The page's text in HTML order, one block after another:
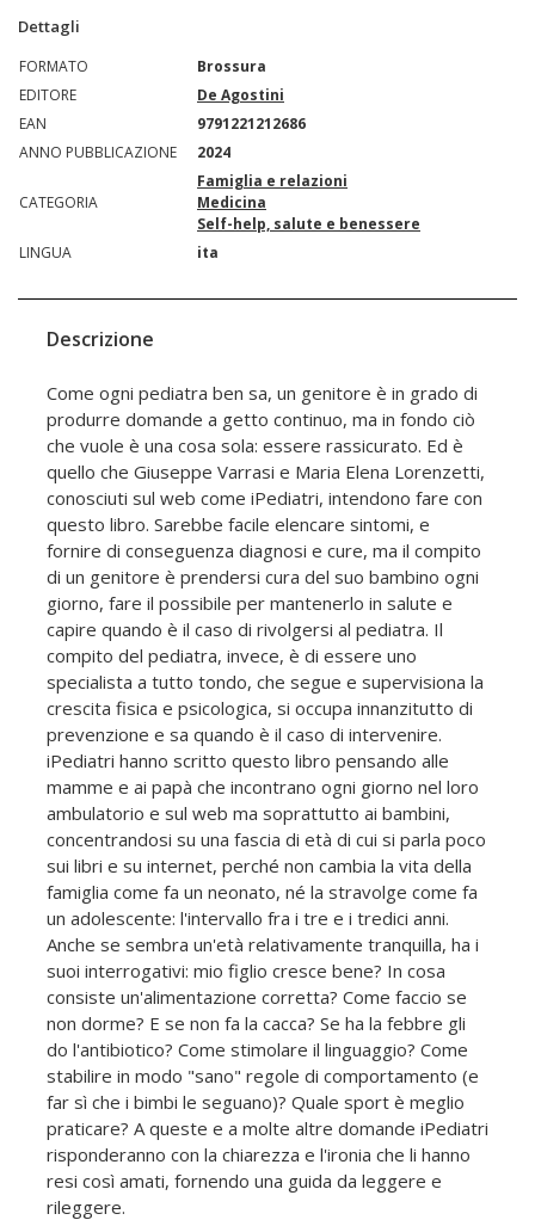
Dettagli
FORMATO
Brossura
EDITORE
De Agostini
EAN
9791221212686
ANNO PUBBLICAZIONE
2024
CATEGORIA
Famiglia e relazioni
Medicina
Self-help, salute e benessere
LINGUA
ita
Descrizione
Come ogni pediatra ben sa, un genitore è in grado di
produrre domande a getto continuo, ma in fondo ciò
che vuole è una cosa sola: essere rassicurato. Ed è
quello che Giuseppe Varrasi e Maria Elena Lorenzetti,
conosciuti sul web come iPediatri, intendono fare con
questo libro. Sarebbe facile elencare sintomi, e
fornire di conseguenza diagnosi e cure, ma il compito
di un genitore è prendersi cura del suo bambino ogni
giorno, fare il possibile per mantenerlo in salute e
capire quando è il caso di rivolgersi al pediatra. Il
compito del pediatra, invece, è di essere uno
specialista a tutto tondo, che segue e supervisiona la
crescita fisica e psicologica, si occupa innanzitutto di
prevenzione e sa quando è il caso di intervenire.
iPediatri hanno scritto questo libro pensando alle
mamme e ai papà che incontrano ogni giorno nel loro
ambulatorio e sul web ma soprattutto ai bambini,
concentrandosi su una fascia di età di cui si parla poco
sui libri e su internet, perché non cambia la vita della
famiglia come fa un neonato, né la stravolge come fa
un adolescente: l'intervallo fra i tre e i tredici anni.
Anche se sembra un'età relativamente tranquilla, ha i
suoi interrogativi: mio figlio cresce bene? In cosa
consiste un'alimentazione corretta? Come faccio se
non dorme? E se non fa la cacca? Se ha la febbre gli
do l'antibiotico? Come stimolare il linguaggio? Come
stabilire in modo "sano" regole di comportamento (e
far sì che i bimbi le seguano)? Quale sport è meglio
praticare? A queste e a molte altre domande iPediatri
risponderanno con la chiarezza e l'ironia che li hanno
resi così amati, fornendo una guida da leggere e
rileggere.